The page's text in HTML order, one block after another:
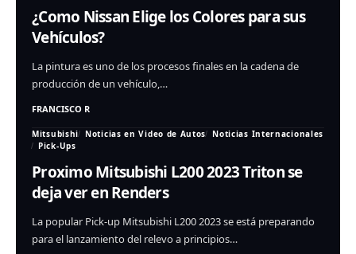
¿Como Nissan Elige los Colores para sus
Vehículos?
La pintura es uno de los procesos finales en la cadena de
producción de un vehículo,…
FRANCISCO R
Mitsubishi Noticias en Video de Autos
Noticias Internacionales
Pick-Ups
Proximo Mitsubishi L200 2023 Triton se
deja ver en Renders
La popular Pick-up Mitsubishi L200 2023 se está preparando
para el lanzamiento del relevo a principios…